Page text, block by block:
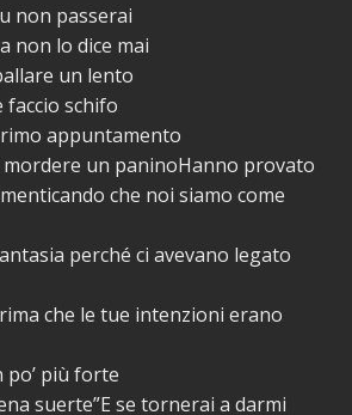
non passerai
non lo dice mai
un lento
faccio schifo
appuntamento
mordere un paninoHanno provato
che noi siamo come
perché ci avevano legato
che le tue intenzioni erano
più forte
suerte”E se tornerai a darmi